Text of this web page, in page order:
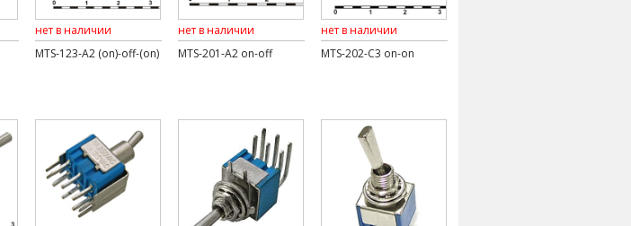
нет в наличии
MTS-123-A2 (on)-off-(on)
нет в наличии
MTS-201-A2 on-off
нет в наличии
MTS-202-C3 on-on